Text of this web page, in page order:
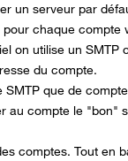
un serveur par
chaque compte
on utilise un SMTP
du compte.
que de
au compte le "bon"
comptes. Tout en